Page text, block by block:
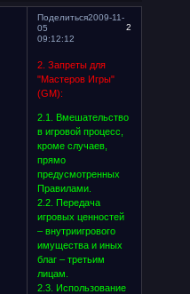
Поделиться
2
2009-11-
05
09:12:12
2. Запреты для
"Мастеров Игры"
(GM):
2.1. Вмешательство
в игровой процесс,
кроме случаев,
прямо
предусмотренных
Правилами.
2.2. Передача
игровых ценностей
– внутриигрового
имущества и иных
благ – третьим
лицам.
2.3. Использование